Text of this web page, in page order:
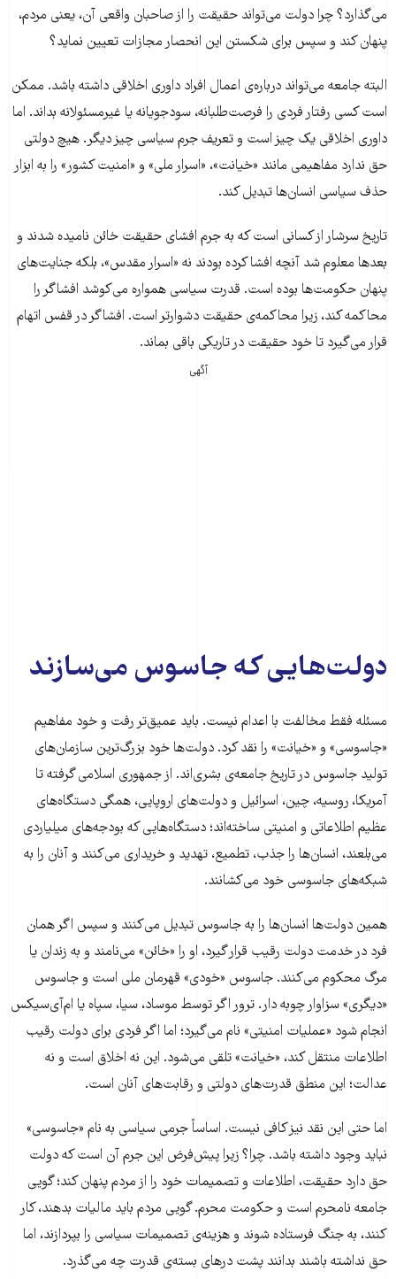
می‌گذارد؟ چرا دولت می‌تواند حقیقت را از صاحبان واقعی آن، یعنی مردم،
پنهان کند و سپس برای شکستن این انحصار مجازات تعیین نماید؟
البته جامعه می‌تواند درباره‌ی اعمال افراد داوری اخلاقی داشته باشد. ممکن
است کسی رفتار فردی را فرصت‌طلبانه، سودجویانه یا غیرمسئولانه بداند. اما
داوری اخلاقی یک چیز است و تعریف جرم سیاسی چیز دیگر. هیچ دولتی
حق ندارد مفاهیمی مانند «خیانت»، «اسرار ملی» و «امنیت کشور» را به ابزار
حذف سیاسی انسان‌ها تبدیل کند.
تاریخ سرشار از کسانی است که به جرم افشای حقیقت خائن نامیده شدند و
بعدها معلوم شد آنچه افشا کرده بودند نه «اسرار مقدس»، بلکه جنایت‌های
پنهان حکومت‌ها بوده است. قدرت سیاسی همواره می‌کوشد افشاگر را
محاکمه کند، زیرا محاکمه‌ی حقیقت دشوارتر است. افشاگر در قفس اتهام
قرار می‌گیرد تا خود حقیقت در تاریکی باقی بماند.
آگهی
دولت‌هایی که جاسوس می‌سازند
مسئله فقط مخالفت با اعدام نیست. باید عمیق‌تر رفت و خود مفاهیم
«جاسوسی» و «خیانت» را نقد کرد. دولت‌ها خود بزرگ‌ترین سازمان‌های
تولید جاسوس در تاریخ جامعه‌ی بشری‌اند. از جمهوری اسلامی گرفته تا
آمریکا، روسیه، چین، اسرائیل و دولت‌های اروپایی، همگی دستگاه‌های
عظیم اطلاعاتی و امنیتی ساخته‌اند؛ دستگاه‌هایی که بودجه‌های میلیاردی
می‌بلعند، انسان‌ها را جذب، تطمیع، تهدید و خریداری می‌کنند و آنان را به
شبکه‌های جاسوسی خود می‌کشانند.
همین دولت‌ها انسان‌ها را به جاسوس تبدیل می‌کنند و سپس اگر همان
فرد در خدمت دولت رقیب قرار گیرد، او را «خائن» می‌نامند و به زندان یا
مرگ محکوم می‌کنند. جاسوس «خودی» قهرمان ملی است و جاسوس
«دیگری» سزاوار چوبه دار. ترور اگر توسط موساد، سیا، سپاه یا ام‌آی‌سیکس
انجام شود «عملیات امنیتی» نام می‌گیرد؛ اما اگر فردی برای دولت رقیب
اطلاعات منتقل کند، «خیانت» تلقی می‌شود. این نه اخلاق است و نه
عدالت؛ این منطق قدرت‌های دولتی و رقابت‌های آنان است.
اما حتی این نقد نیز کافی نیست. اساساً جرمی سیاسی به نام «جاسوسی»
نباید وجود داشته باشد. چرا؟ زیرا پیش‌فرض این جرم آن است که دولت
حق دارد حقیقت، اطلاعات و تصمیمات خود را از مردم پنهان کند؛ گویی
جامعه نامحرم است و حکومت محرم. گویی مردم باید مالیات بدهند، کار
کنند، به جنگ فرستاده شوند و هزینه‌ی تصمیمات سیاسی را بپردازند، اما
حق نداشته باشند بدانند پشت درهای بسته‌ی قدرت چه می‌گذرد.